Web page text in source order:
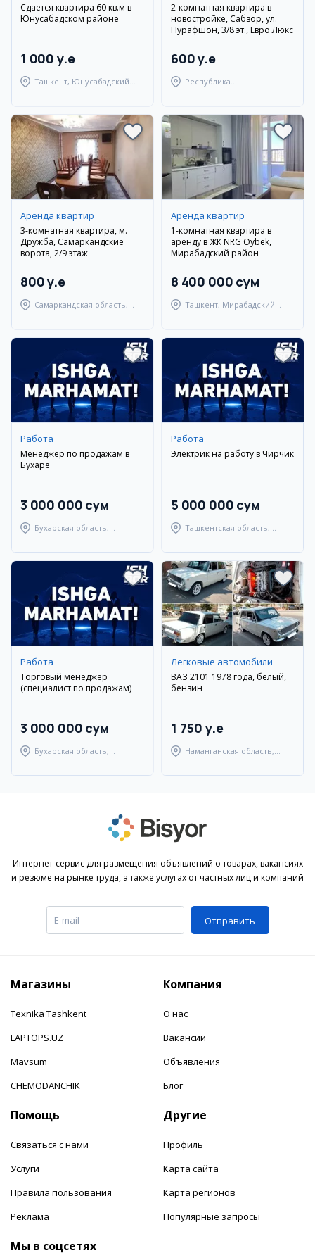
Сдается квартира 60 кв.м в
Юнусабадском районе
1 000 y.e
Ташкент, Юнусабадский
2-комнатная квартира в
новостройке, Сабзор, ул.
Нурафшон, 3/8 эт., Евро Люкс
600 y.e
Республика
Берунийский район
Аренда квартир
3-комнатная квартира, м.
Дружба, Самаркандские
ворота, 2/9 этаж
800 y.e
Самаркандская область,
Аренда квартир
1-комнатная квартира в
аренду в ЖК NRG Oybek,
Мирабадский район
8 400 000 сум
Ташкент, Мирабадский
Работа
Менеджер по продажам в
Бухаре
3 000 000 сум
Бухарская область,
Работа
Электрик на работу в Чирчик
5 000 000 сум
Ташкентская область,
Работа
Торговый менеджер
(специалист по продажам)
3 000 000 сум
Бухарская область,
Легковые автомобили
ВАЗ 2101 1978 года, белый,
бензин
1 750 y.e
Наманганская область,
Интернет-сервис для размещения объявлений о товарах, вакансиях
и резюме на рынке труда, а также услугах от частных лиц и компаний
Отправить
Магазины
Texnika Tashkent
LAPTOPS.UZ
Mavsum
CHEMODANCHIK
Компания
О нас
Вакансии
Объявления
Блог
Помощь
Связаться с нами
Услуги
Правила пользования
Реклама
Другие
Профиль
Карта сайта
Карта регионов
Популярные запросы
Мы в соцсетях